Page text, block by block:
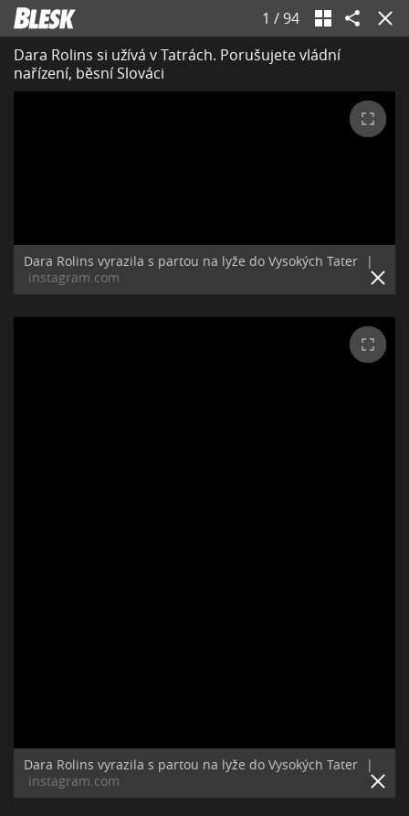
1 / 94
Dara Rolins si užívá v Tatrách. Porušujete vládní
nařízení, běsní Slováci
Dara Rolins vyrazila s partou na lyže do Vysokých Tater
|
instagram.com
Dara Rolins vyrazila s partou na lyže do Vysokých Tater
|
instagram.com